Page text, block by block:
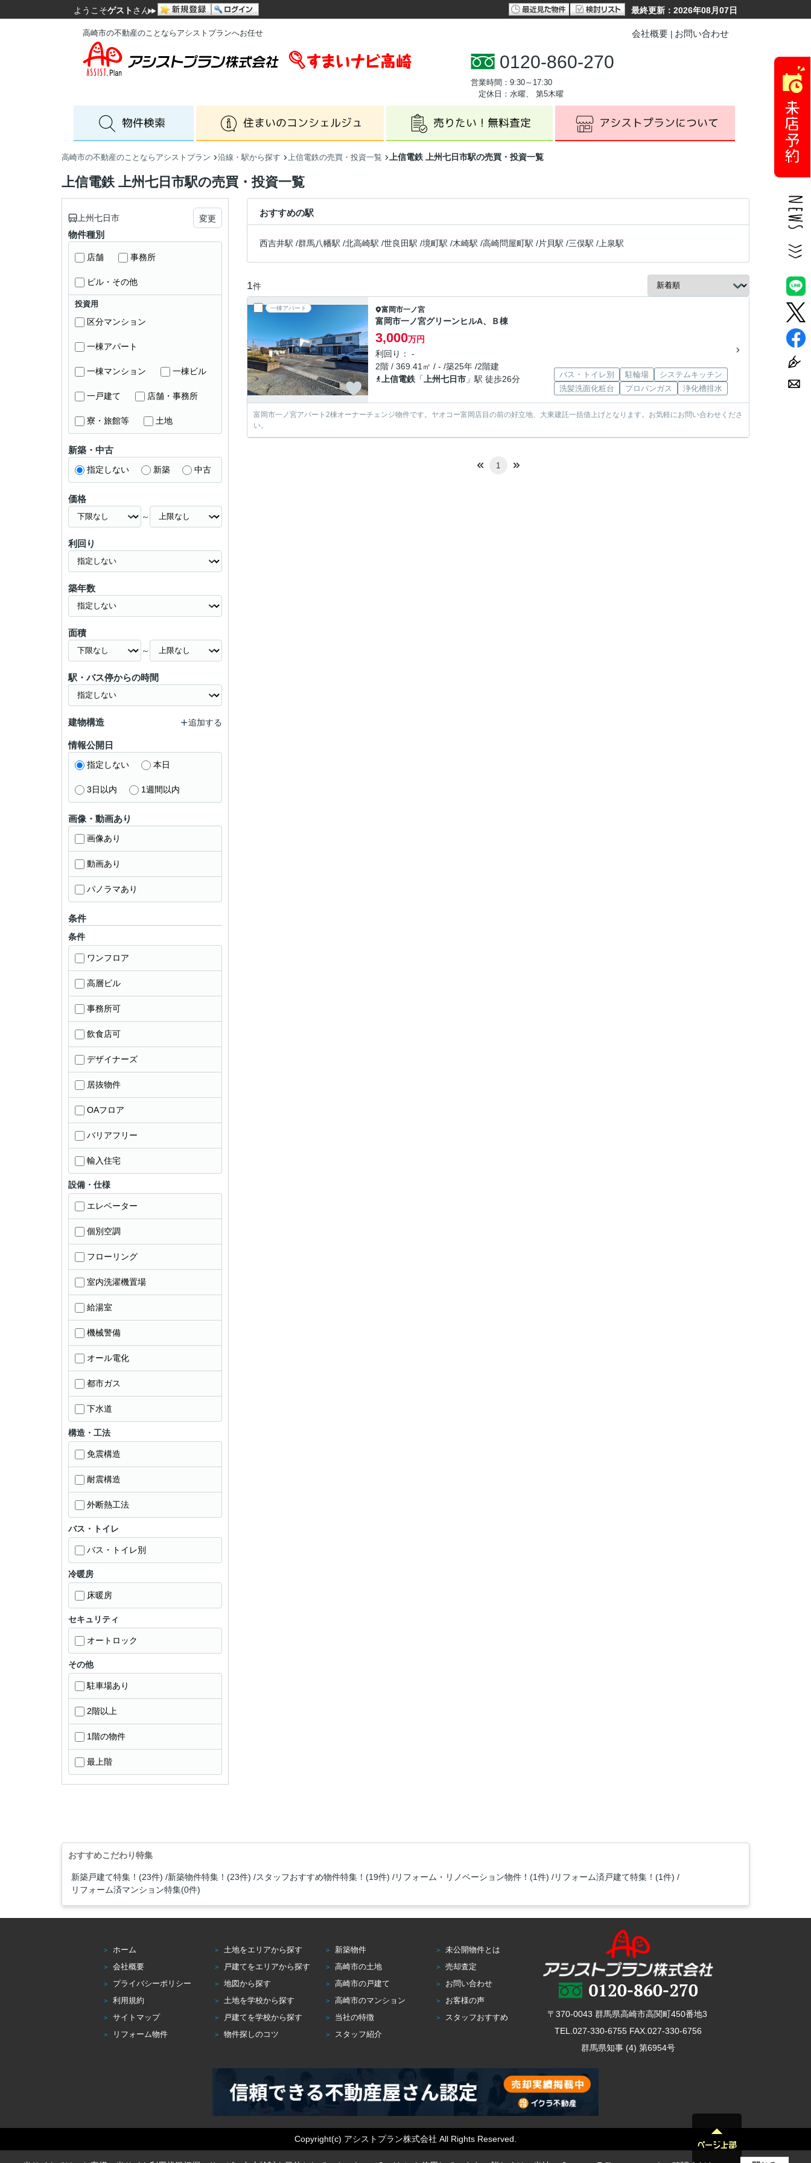
ようこそゲスト さん 最終更新：2026年08月07日
高崎市の不動産のことならアシストプランへお任せ 会社概要 お問い合わせ
0120-860-270
営業時間：9:30～17:30
定休日：水曜、 第5木曜
高崎市の不動産のことならアシストプラン 沿線・駅から探す 上信電鉄の売買・投資一覧 上信電鉄 上州七日市駅の売買・投資一覧
上信電鉄 上州七日市駅の売買・投資一覧
おすすめの駅
西吉井駅 /群馬八幡駅 /北高崎駅 /世良田駅 /境町駅 /木崎駅 /高崎問屋町駅 /片貝駅 /三俣駅 / 上泉駅
1件
一棟アパート 富岡市一ノ宮
富岡市一ノ宮グリーンヒルA、Ｂ棟
3,000万円
利回り： -
2階 / 369.41㎡ / - /築25年 /2階建
上信電鉄 「 上州七日市 」駅 徒歩26分 バス・トイレ別 駐輪場
システムキッチン
洗髪洗面化粧台
プロパンガス 浄化槽排水
富岡市一ノ宮アパート2棟オーナーチェンジ物件です。ヤオコー富岡店目の前の好立地、大東建託一括借上げとなります。お気軽にお問い合わせくださ
い。
1
上州七日市 変更
物件種別
店舗 事務所
ビル・その他
投資用
区分マンション
一棟アパート
一棟マンション 一棟ビル
一戸建て 店舗・事務所
寮・旅館等 土地
新築・中古
指定しない 新築 中古
価格
～
利回り
築年数
面積
～
駅・バス停からの時間
建物構造 追加する
情報公開日
指定しない 本日
3日以内 1週間以内
画像・動画あり
画像あり
動画あり
パノラマあり
条件
条件
ワンフロア
高層ビル
事務所可
飲食店可
デザイナーズ
居抜物件
OAフロア
バリアフリー
輸入住宅
設備・仕様
エレベーター
個別空調
フローリング
室内洗濯機置場
給湯室
機械警備
オール電化
都市ガス
下水道
構造・工法
免震構造
耐震構造
外断熱工法
バス・トイレ
バス・トイレ別
冷暖房
床暖房
セキュリティ
オートロック
その他
駐車場あり
2階以上
1階の物件
最上階
おすすめこだわり特集
新築戸建て特集！(23件) 新築物件特集！(23件) スタッフおすすめ物件特集！(19件) リフォーム・リノベーション物件！(1件)
リフォーム済戸建て特集！(1件)
リフォーム済マンション特集(0件)
ホーム 土地をエリアから探す 新築物件
未公開物件とは
会社概要
戸建てをエリアから探す 高崎市の土地
売却査定
プライバシーポリシー
地図から探す 高崎市の戸建て
お問い合わせ
利用規約
土地を学校から探す 高崎市のマンション
お客様の声
サイトマップ
戸建てを学校から探す 当社の特徴
スタッフおすすめ
リフォーム物件
物件探しのコツ スタッフ紹介
〒370-0043 群馬県高崎市高関町450番地3
TEL.027-330-6755 FAX.027-330-6756
群馬県知事 (4) 第6954号
Copyright(c) アシストプラン株式会社 All Rights Reserved.